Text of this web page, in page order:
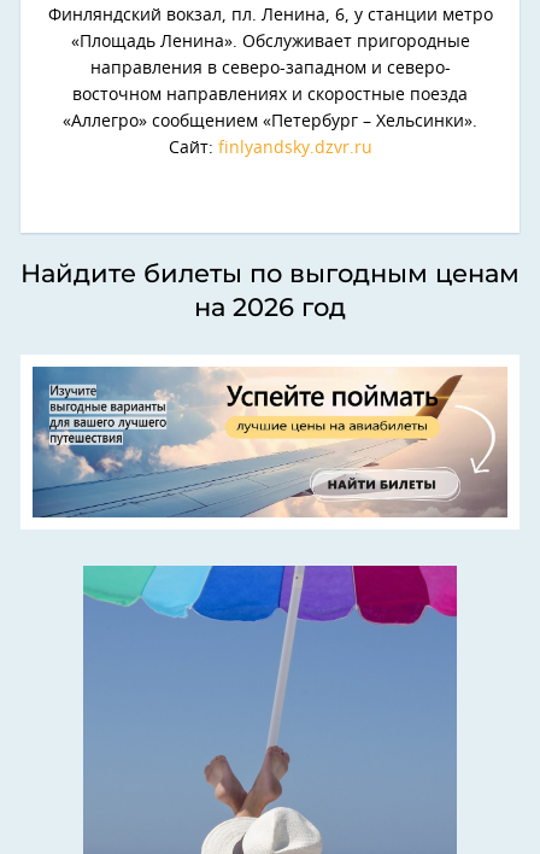
Финляндский вокзал, пл. Ленина, 6, у станции метро
«Площадь Ленина». Обслуживает пригородные
направления в северо-западном и северо-
восточном направлениях и скоростные поезда
«Аллегро» сообщением «Петербург – Хельсинки».
Сайт: finlyandsky.dzvr.ru
Найдите билеты по выгодным ценам
на 2026 год